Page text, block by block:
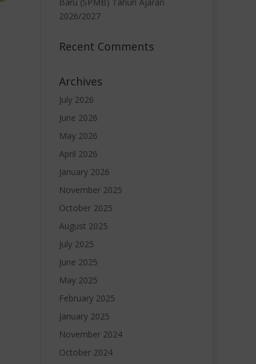
2026/2027
Recent Comments
Archives
July 2026
June 2026
May 2026
April 2026
January 2026
November 2025
October 2025
August 2025
July 2025
June 2025
May 2025
February 2025
January 2025
November 2024
October 2024